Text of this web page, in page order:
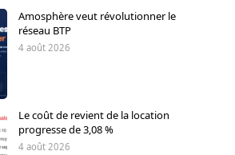
Amosphère veut révolutionner le
réseau BTP
4 août 2026
Le coût de revient de la location
progresse de 3,08 %
4 août 2026